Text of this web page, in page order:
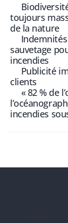
toujours
de la nature
sauvetage
incendies
Publicité
clients
« 82 % de
incendies